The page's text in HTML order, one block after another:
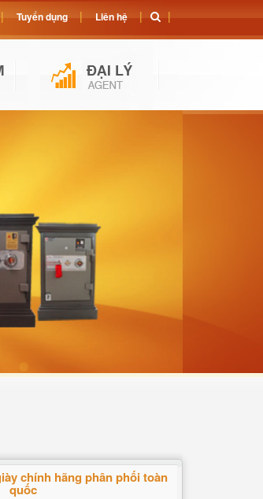
chính hãng phân phối toàn
quốc
Tuyển dụng Liên hệ